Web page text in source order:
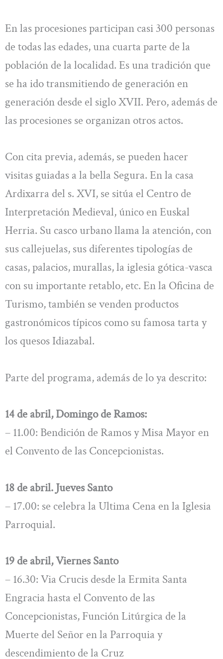
En las procesiones participan casi 300 personas
de todas las edades, una cuarta parte de la
población de la localidad. Es una tradición que
se ha ido transmitiendo de generación en
generación desde el siglo XVII. Pero, además de
las procesiones se organizan otros actos.
Con cita previa, además, se pueden hacer
visitas guiadas a la bella Segura. En la casa
Ardixarra del s. XVI, se sitúa el Centro de
Interpretación Medieval, único en Euskal
Herria. Su casco urbano llama la atención, con
sus callejuelas, sus diferentes tipologías de
casas, palacios, murallas, la iglesia gótica-vasca
con su importante retablo, etc. En la Oficina de
Turismo, también se venden productos
gastronómicos típicos como su famosa tarta y
los quesos Idiazabal.
Parte del programa, además de lo ya descrito:
14 de abril, Domingo de Ramos:
– 11.00: Bendición de Ramos y Misa Mayor en
el Convento de las Concepcionistas.
18 de abril. Jueves Santo
– 17.00: se celebra la Ultima Cena en la Iglesia
Parroquial.
19 de abril, Viernes Santo
– 16.30: Via Crucis desde la Ermita Santa
Engracia hasta el Convento de las
Concepcionistas, Función Litúrgica de la
Muerte del Señor en la Parroquia y
descendimiento de la Cruz